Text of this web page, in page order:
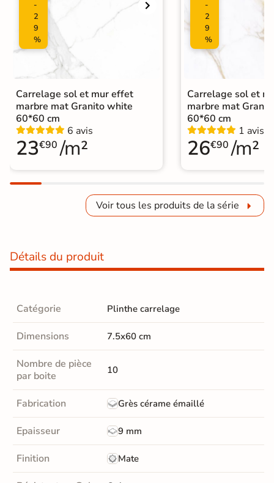
-
2
9
%
Carrelage sol et mur effet
marbre mat Granito white
60*60 cm
6 avis
23€90 /m²
-
2
9
%
Carrelage sol et
marbre mat
60*60 cm
1 avis
26€90 /m²
Voir tous les produits de la série
Détails du produit
Catégorie Plinthe carrelage
Dimensions 7.5x60 cm
Nombre de pièce
par boite
10
Fabrication Grès cérame émaillé
Epaisseur 9 mm
Finition Mate